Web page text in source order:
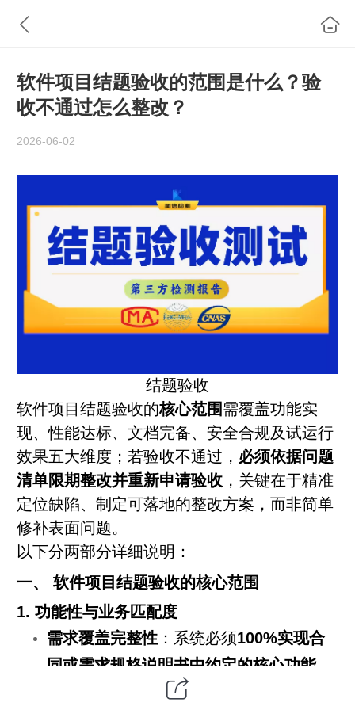
软件项目结题验收的范围是什么？验
收不通过怎么整改？
2026-06-02
结题验收
软件项目结题验收的核心范围需覆盖功能实
现、性能达标、文档完备、安全合规及试运行
效果五大维度；若验收不通过， 必须依据问题
清单限期整改并重新申请验收 ，关键在于精准
定位缺陷、制定可落地的整改方案，而非简单
修补表面问题。
以下分两部分详细说明：
一、 软件项目结题验收的核心范围
1. 功能性与业务匹配度
需求覆盖完整性：系统必须100%实现合
同或需求规格说明书中约定的核心功能
，可选功能点覆盖率需≥90%。验收时